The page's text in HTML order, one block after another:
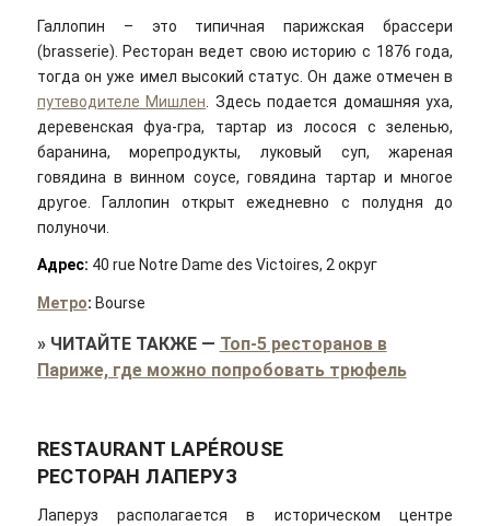
Галлопин – это типичная парижская брассери
(brasserie). Ресторан ведет свою историю с 1876 года,
тогда он уже имел высокий статус. Он даже отмечен в
путеводителе Мишлен . Здесь подается домашняя уха,
деревенская фуа-гра, тартар из лосося с зеленью,
баранина, морепродукты, луковый суп, жареная
говядина в винном соусе, говядина тартар и многое
другое. Галлопин открыт ежедневно с полудня до
полуночи.
Адрес: 40 rue Notre Dame des Victoires, 2 округ
Метро: Bourse
» ЧИТАЙТЕ ТАКЖЕ— Топ-5 ресторанов в
Париже, где можно попробовать трюфель
RESTAURANT LAPÉROUSE
РЕСТОРАН ЛАПЕРУЗ
Лаперуз располагается в историческом центре